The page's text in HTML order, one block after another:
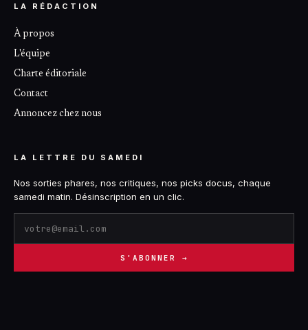
LA RÉDACTION
À propos
L'équipe
Charte éditoriale
Contact
Annoncez chez nous
LA LETTRE DU SAMEDI
Nos sorties phares, nos critiques, nos picks docus, chaque
samedi matin. Désinscription en un clic.
S'ABONNER →